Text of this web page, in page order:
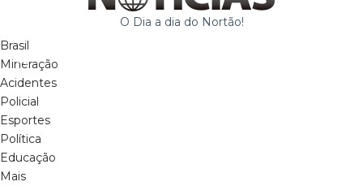
O Dia a dia do Nortão!
Brasil
Mineração
Acidentes
Policial
Esportes
Política
Educação
Mais